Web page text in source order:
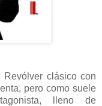
clásico con
pero como suele
lleno de